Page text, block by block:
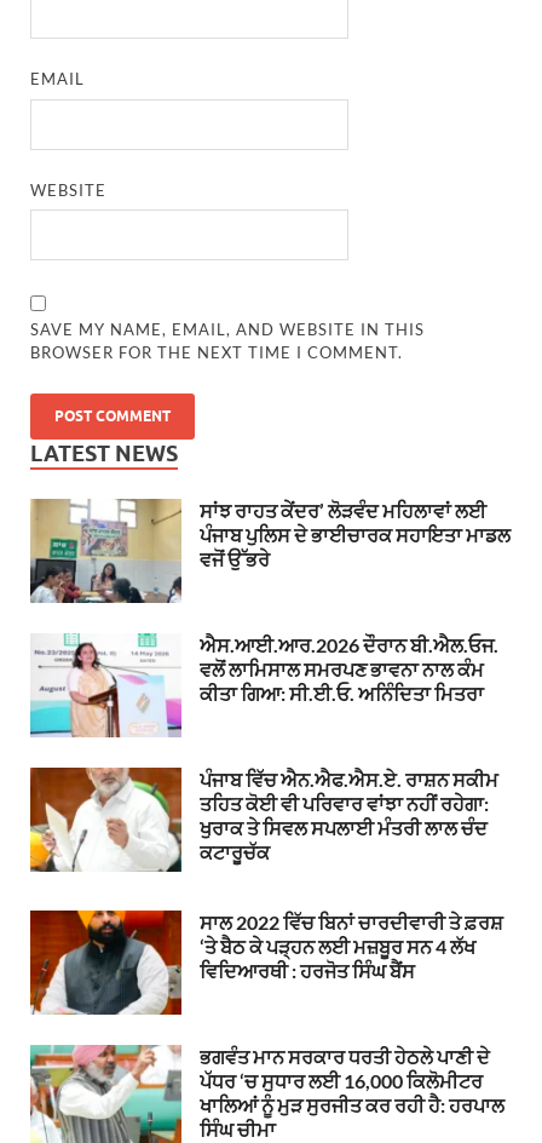
EMAIL
WEBSITE
SAVE MY NAME, EMAIL, AND WEBSITE IN THIS
BROWSER FOR THE NEXT TIME I COMMENT.
LATEST NEWS
ਸਾਂਝ ਰਾਹਤ ਕੇਂਦਰ’ ਲੋੜਵੰਦ ਮਹਿਲਾਵਾਂ ਲਈ
ਪੰਜਾਬ ਪੁਲਿਸ ਦੇ ਭਾਈਚਾਰਕ ਸਹਾਇਤਾ ਮਾਡਲ
ਵਜੋਂ ਉੱਭਰੇ
ਐਸ.ਆਈ.ਆਰ.2026 ਦੌਰਾਨ ਬੀ.ਐਲ.ਓਜ.
ਵਲੋਂ ਲਾਮਿਸਾਲ ਸਮਰਪਣ ਭਾਵਨਾ ਨਾਲ ਕੰਮ
ਕੀਤਾ ਗਿਆ: ਸੀ.ਈ.ਓ. ਅਨਿੰਦਿਤਾ ਮਿਤਰਾ
ਪੰਜਾਬ ਵਿੱਚ ਐਨ.ਐਫ.ਐਸ.ਏ. ਰਾਸ਼ਨ ਸਕੀਮ
ਤਹਿਤ ਕੋਈ ਵੀ ਪਰਿਵਾਰ ਵਾਂਝਾ ਨਹੀਂ ਰਹੇਗਾ:
ਖੁਰਾਕ ਤੇ ਸਿਵਲ ਸਪਲਾਈ ਮੰਤਰੀ ਲਾਲ ਚੰਦ
ਕਟਾਰੂਚੱਕ
ਸਾਲ 2022 ਵਿੱਚ ਬਿਨਾਂ ਚਾਰਦੀਵਾਰੀ ਤੇ ਫ਼ਰਸ਼
‘ਤੇ ਬੈਠ ਕੇ ਪੜ੍ਹਨ ਲਈ ਮਜ਼ਬੂਰ ਸਨ 4 ਲੱਖ
ਵਿਦਿਆਰਥੀ : ਹਰਜੋਤ ਸਿੰਘ ਬੈਂਸ
ਭਗਵੰਤ ਮਾਨ ਸਰਕਾਰ ਧਰਤੀ ਹੇਠਲੇ ਪਾਣੀ ਦੇ
ਪੱਧਰ ‘ਚ ਸੁਧਾਰ ਲਈ 16,000 ਕਿਲੋਮੀਟਰ
ਖਾਲਿਆਂ ਨੂੰ ਮੁੜ ਸੁਰਜੀਤ ਕਰ ਰਹੀ ਹੈ: ਹਰਪਾਲ
ਸਿੰਘ ਚੀਮਾ